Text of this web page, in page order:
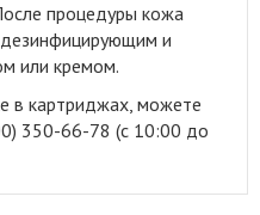
процедуры кожа
и
или кремом.
в картриджах, можете
350-66-78 (с 10:00 до